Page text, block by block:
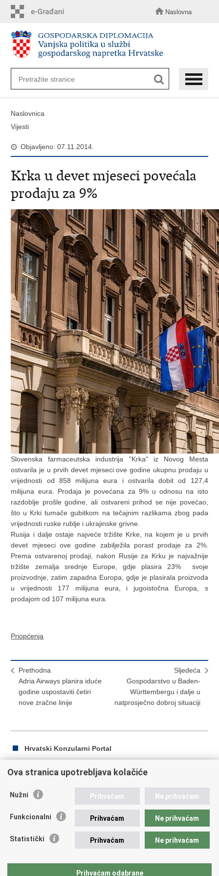
sadržaj
Naslovna
Naslovnica
Vijesti
Objavljeno: 07.11.2014.
Krka u devet mjeseci povećala
prodaju za 9%
Slovenska farmaceutska industrija "Krka" iz Novog Mesta
ostvarila je u prvih devet mjeseci ove godine ukupnu prodaju u
vrijednosti od 858 milijuna eura i ostvarila dobit od 127,4
milijuna eura. Prodaja je povećana za 9% u odnosu na isto
razdoblje prošle godine, ali ostvareni prihod se nije povećao,
što u Krki tumače gubitkom na tečajnim razlikama zbog pada
vrijednosti ruske rublje i ukrajinske grivne.
Rusija i dalje ostaje najveće tržište Krke, na kojem je u prvih
devet mjeseci ove godine zabilježila porast prodaje za 2%.
Prema ostvarenoj prodaji, nakon Rusije za Krku je najvažnije
tržište zemalja srednje Europe, gdje plasira 23% svoje
proizvodnje, zatim zapadna Europa, gdje je plasirala proizvoda
u vrijednosti 177 milijuna eura, i jugoistočna Europa, s
prodajom od 107 milijuna eura.
Priopćenja
Prethodna
Adria Airways planira iduće
godine uspostaviti četiri
nove zračne linije
Sljedeća
Gospodarstvo u Baden-
Württembergu i dalje u
natprosječno dobroj situaciji
Hrvatski Konzularni Portal
Ispiši
Podijeli
Facebooku
Twitteru
Republika Hrvatska
Trg N.Š. Zrinskog 7-8, 10000 Zagreb
fax: +385 (0)1 4551 795, +385 (0)1 4920 149
ministarstvo@mvep.hr
Ova stranica upotrebljava kolačiće
Nužni Prihvaćam Ne prihvaćam
Funkcionalni Prihvaćam Ne prihvaćam
Statistički Prihvaćam Ne prihvaćam
Prihvaćam odabrane